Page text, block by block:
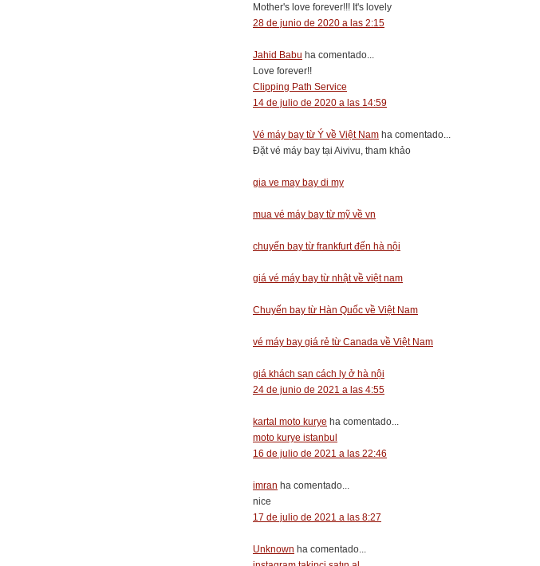
Mother's love forever!!! It's lovely
28 de junio de 2020 a las 2:15
Jahid Babu ha comentado...
Love forever!!
Clipping Path Service
14 de julio de 2020 a las 14:59
Vé máy bay từ Ý về Việt Nam ha comentado...
Đặt vé máy bay tại Aivivu, tham khảo
gia ve may bay di my
mua vé máy bay từ mỹ về vn
chuyến bay từ frankfurt đến hà nội
giá vé máy bay từ nhật về việt nam
Chuyến bay từ Hàn Quốc về Việt Nam
vé máy bay giá rẻ từ Canada về Việt Nam
giá khách sạn cách ly ở hà nội
24 de junio de 2021 a las 4:55
kartal moto kurye ha comentado...
moto kurye istanbul
16 de julio de 2021 a las 22:46
imran ha comentado...
nice
17 de julio de 2021 a las 8:27
Unknown ha comentado...